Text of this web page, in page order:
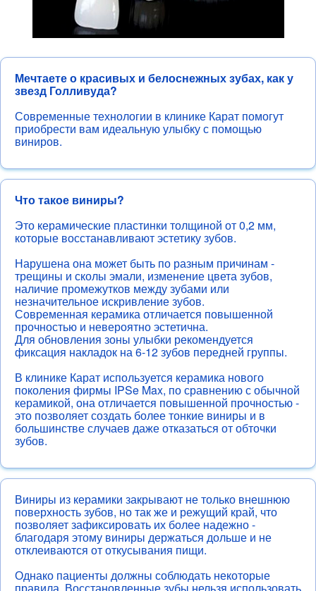
Как добраться
Лечение зубов
Протезирование зубов
Ортодонтия
Виниры
Хирургия
Детская стоматология
Профессиональная гигиена
Пациентам
Как доехать
Мечтаете о красивых и белоснежных зубах, как у
звезд Голливуда?
Современные технологии в клинике Карат помогут
приобрести вам идеальную улыбку с помощью
виниров.
Что такое виниры?
Это керамические пластинки толщиной от 0,2 мм,
которые восстанавливают эстетику зубов.
Нарушена она может быть по разным причинам -
трещины и сколы эмали, изменение цвета зубов,
наличие промежутков между зубами или
незначительное искривление зубов.
Современная керамика отличается повышенной
прочностью и невероятно эстетична.
Для обновления зоны улыбки рекомендуется
фиксация накладок на 6-12 зубов передней группы.
В клинике Карат используется керамика нового
поколения фирмы IPSe Max, по сравнению с обычной
керамикой, она отличается повышенной прочностью -
это позволяет создать более тонкие виниры и в
большинстве случаев даже отказаться от обточки
зубов.
Виниры из керамики закрывают не только внешнюю
поверхность зубов, но так же и режущий край, что
позволяет зафиксировать их более надежно -
благодаря этому виниры держаться дольше и не
отклеиваются от откусывания пищи.
Однако пациенты должны соблюдать некоторые